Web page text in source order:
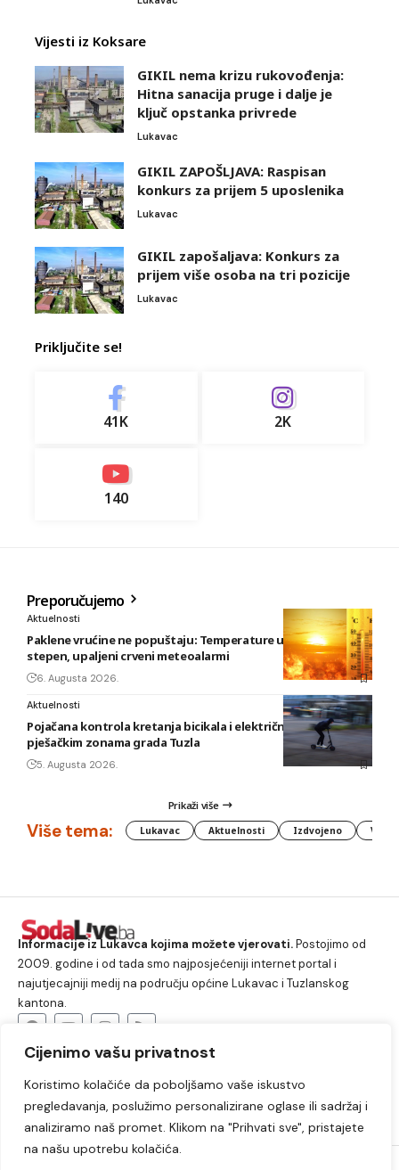
Cijenimo vašu privatnost
Koristimo kolačiće da poboljšamo vaše iskustvo
pregledavanja, poslužimo personalizirane oglase ili sadržaj i
analiziramo naš promet. Klikom na "Prihvati sve", pristajete
na našu upotrebu kolačića.
Vijesti iz Koksare
GIKIL nema krizu rukovođenja:
Hitna sanacija pruge i dalje je
ključ opstanka privrede
Lukavac
GIKIL ZAPOŠLJAVA: Raspisan
konkurs za prijem 5 uposlenika
Lukavac
GIKIL zapošaljava: Konkurs za
prijem više osoba na tri pozicije
Lukavac
Priključite se!
41K 2K
140
Preporučujemo
Aktuelnosti
Paklene vrućine ne popuštaju: Temperature u BiH i do 41
stepen, upaljeni crveni meteoalarmi
6. Augusta 2026.
Aktuelnosti
Pojačana kontrola kretanja bicikala i električnih romobila u
pješačkim zonama grada Tuzla
5. Augusta 2026.
Prikaži više
Više tema: Lukavac Aktuelnosti Izdvojeno
Informacije iz Lukavca kojima možete vjerovati.Postojimo od
2009. godine i od tada smo najposjećeniji internet portal i
najutjecajniji medij na području općine Lukavac i Tuzlanskog
kantona.
Lukavac Društvo Crna hronika
Sport
Kultura
Kolumne Slobodno vrijeme